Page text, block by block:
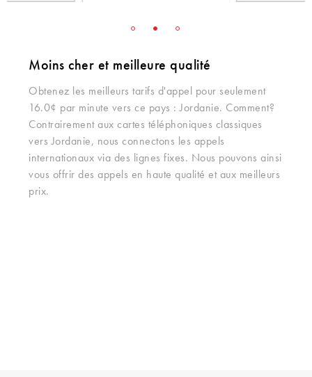
Moins cher et meilleure qualité
Obtenez les meilleurs tarifs d'appel pour seulement
16.0¢ par minute vers ce pays : Jordanie. Comment?
Contrairement aux cartes téléphoniques classiques
vers Jordanie, nous connectons les appels
internationaux via des lignes fixes. Nous pouvons ainsi
vous offrir des appels en haute qualité et aux meilleurs
prix.